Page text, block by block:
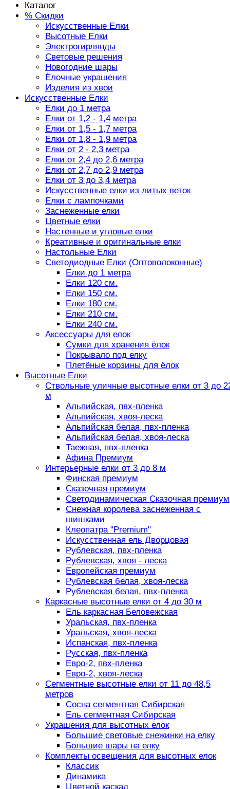
Каталог
% Скидки
Искусственные Елки
Высотные Елки
Электрогирлянды
Световые решения
Новогодние шары
Ёлочные украшения
Изделия из хвои
Искусственные Елки
Елки до 1 метра
Елки от 1,2 - 1,4 метра
Елки от 1,5 - 1,7 метра
Елки от 1,8 - 1,9 метра
Елки от 2 - 2,3 метра
Елки от 2,4 до 2,6 метра
Елки от 2,7 до 2,9 метра
Елки от 3 до 3,4 метра
Искусственные елки из литых веток
Елки с лампочками
Заснеженные елки
Цветные елки
Настенные и угловые елки
Креативные и оригинальные елки
Настольные Елки
Светодиодные Елки (Оптоволоконные)
Елки до 1 метра
Елки 120 см.
Елки 150 см.
Елки 180 см.
Елки 210 см.
Елки 240 см.
Аксессуары для елок
Сумки для хранения ёлок
Покрывало под елку
Плетёные корзины для ёлок
Высотные Елки
Ствольные уличные высотные елки от 3 до
м
Альпийская, пвх-пленка
Альпийская, хвоя-леска
Альпийская белая, пвх-пленка
Альпийская белая, хвоя-леска
Таежная, пвх-пленка
Афина Премиум
Интерьерные елки от 3 до 8 м
Финская премиум
Сказочная премиум
Светодинамическая Сказочная премиум
Снежная королева заснеженная с
шишками
Клеопатра "Premium"
Искусственная ель Дворцовая
Рублевская, пвх-пленка
Рублевская, хвоя - леска
Европейская премиум
Рублевская белая, хвоя-леска
Рублевская белая, пвх-пленка
Каркасные высотные елки от 4 до 30 м
Ель каркасная Беловежская
Уральская, пвх-пленка
Уральская, хвоя-леска
Испанская, пвх-пленка
Русская, пвх-пленка
Евро-2, пвх-пленка
Евро-2, хвоя-леска
Сегментные высотные елки от 11 до 48,5
метров
Сосна сегментная Сибирская
Ель сегментная Сибирская
Украшения для высотных елок
Большие световые снежинки на елку
Большие шары на елку
Комплекты освещения для высотных елок
Классик
Динамика
Цветной каскад